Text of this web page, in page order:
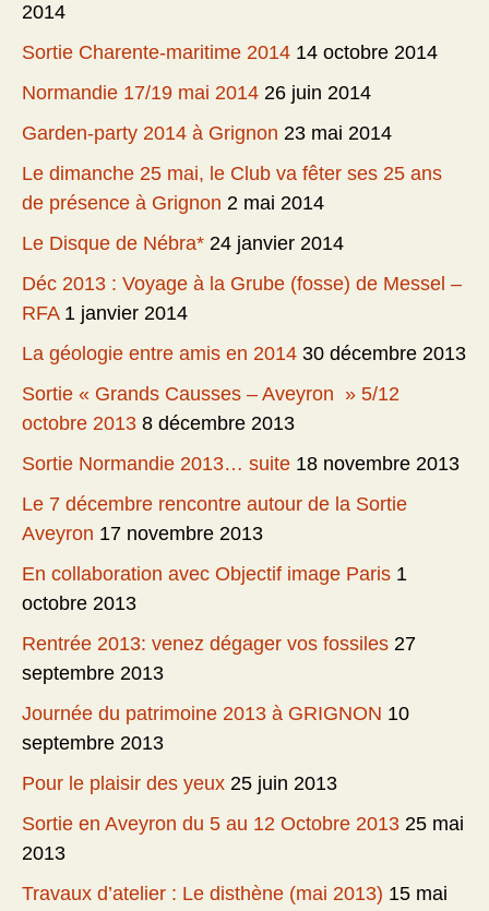
2014
Sortie Charente-maritime 2014 14 octobre 2014
Normandie 17/19 mai 2014 26 juin 2014
Garden-party 2014 à Grignon 23 mai 2014
Le dimanche 25 mai, le Club va fêter ses 25 ans
de présence à Grignon 2 mai 2014
Le Disque de Nébra* 24 janvier 2014
Déc 2013 : Voyage à la Grube (fosse) de Messel –
RFA 1 janvier 2014
La géologie entre amis en 2014 30 décembre 2013
Sortie « Grands Causses – Aveyron » 5/12
octobre 2013 8 décembre 2013
Sortie Normandie 2013… suite 18 novembre 2013
Le 7 décembre rencontre autour de la Sortie
Aveyron 17 novembre 2013
En collaboration avec Objectif image Paris 1
octobre 2013
Rentrée 2013: venez dégager vos fossiles 27
septembre 2013
Journée du patrimoine 2013 à GRIGNON 10
septembre 2013
Pour le plaisir des yeux 25 juin 2013
Sortie en Aveyron du 5 au 12 Octobre 2013 25 mai
2013
Travaux d’atelier : Le disthène (mai 2013) 15 mai